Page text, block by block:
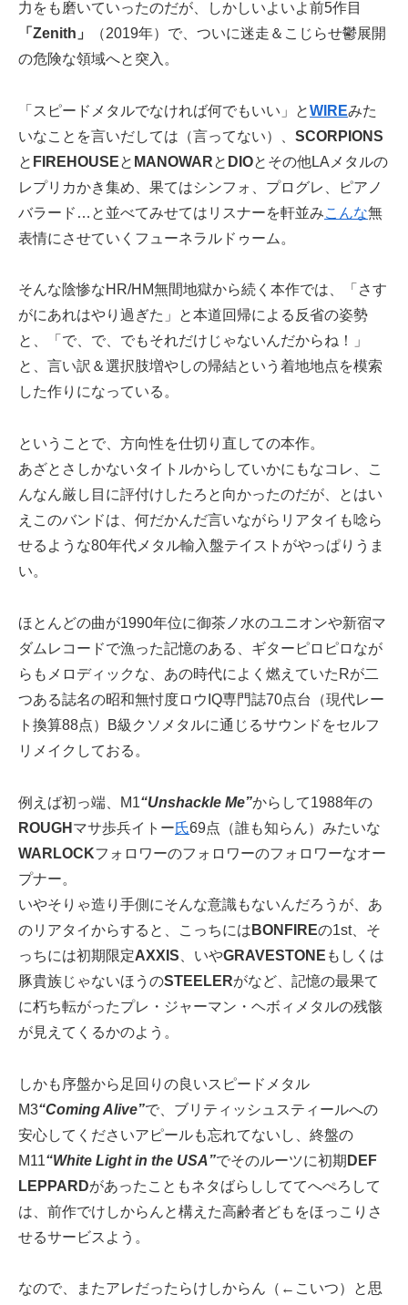
力をも磨いていったのだが、しかしいよいよ前5作目
「Zenith」
（2019年）で、ついに迷走＆こじらせ鬱展開
の危険な領域へと突入。
「スピードメタルでなければ何でもいい」とWIREみた
いなことを言いだしては（言ってない）、 SCORPIONS
と FIREHOUSEと MANOWARと DIOとその他LAメタルの
レプリカかき集め、果てはシンフォ、プログレ、ピアノ
バラード…と並べてみせてはリスナーを軒並みこんな無
表情にさせていくフューネラルドゥーム。
そんな陰惨なHR/HM無間地獄から続く本作では、「さす
がにあれはやり過ぎた」と本道回帰による反省の姿勢
と、「で、で、でもそれだけじゃないんだからね！」
と、言い訳＆選択肢増やしの帰結という着地地点を模索
した作りになっている。
ということで、方向性を仕切り直しての本作。
あざとさしかないタイトルからしていかにもなコレ、こ
んなん厳し目に評付けしたろと向かったのだが、とはい
えこのバンドは、何だかんだ言いながらリアタイも唸ら
せるような80年代メタル輸入盤テイストがやっぱりうま
い。
ほとんどの曲が1990年位に御茶ノ水のユニオンや新宿マ
ダムレコードで漁った記憶のある、ギターピロピロなが
らもメロディックな、あの時代によく燃えていたRが二
つある誌名の昭和無忖度ロウIQ専門誌70点台（現代レー
ト換算88点）B級クソメタルに通じるサウンドをセルフ
リメイクしておる。
例えば初っ端、M1“Unshackle Me”からして1988年の
ROUGH マサ歩兵イトー氏69点（誰も知らん）みたいな
WARLOCKフォロワーのフォロワーのフォロワーなオー
プナー。
いやそりゃ造り手側にそんな意識もないんだろうが、あ
のリアタイからすると、こっちには BONFIREの1st、そ
っちには初期限定AXXIS 、いやGRAVESTONE もしくは
豚貴族じゃないほうのSTEELERがなど、記憶の最果て
に朽ち転がったプレ・ジャーマン・ヘボィメタルの残骸
が見えてくるかのよう。
しかも序盤から足回りの良いスピードメタル
M3“Coming Alive”で、ブリティッシュスティールへの
安心してくださいアピールも忘れてないし、終盤の
M11“White Light in the USA”でそのルーツに初期 DEF
LEPPARDがあったこともネタばらししててへぺろして
は、前作でけしからんと構えた高齢者どもをほっこりさ
せるサービスよう。
なので、またアレだったらけしからん（←こいつ）と思